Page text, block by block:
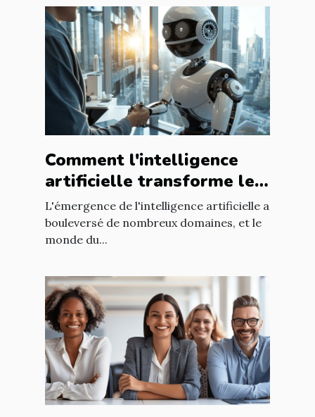
Comment l'intelligence
artificielle transforme les
méthodes de recrutement
L'émergence de l'intelligence artificielle a
bouleversé de nombreux domaines, et le
monde du...